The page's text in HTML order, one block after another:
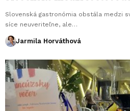
Slovenská gastronómia obstála medzi
síce neuveriteľne, ale…
Jarmila Horváthová